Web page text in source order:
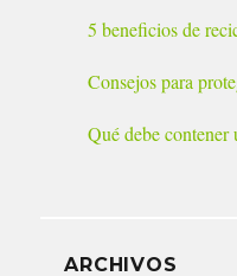
5 beneficios de
Consejos para
Qué debe
ARCHIVOS